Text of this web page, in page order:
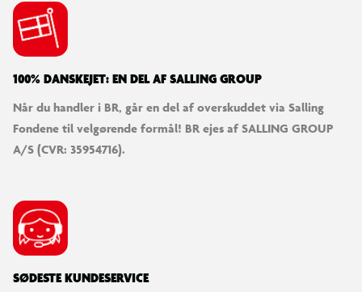
100% DANSKEJET: EN DEL AF SALLING GROUP
Når du handler i BR, går en del af overskuddet via Salling
Fondene til velgørende formål! BR ejes af SALLING GROUP
A/S (CVR: 35954716).
SØDESTE KUNDESERVICE